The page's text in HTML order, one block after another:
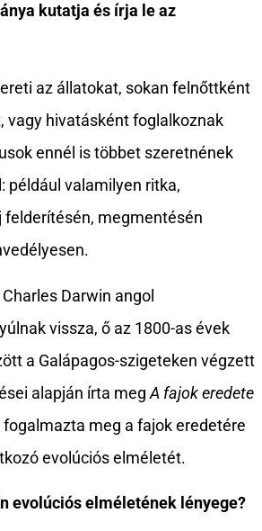
kutatja és írja le az
az állatokat, sokan felnőttként
vagy hivatásként foglalkoznak
ennél is többet szeretnének
például valamilyen ritka,
felderítésén, megmentésén
Darwin angol
vissza, ő az 1800-as évek
a Galápagos-szigeteken végzett
alapján írta meg A fajok eredete
meg a fajok eredetére
evolúciós elméletét.
evolúciós elméletének lényege?